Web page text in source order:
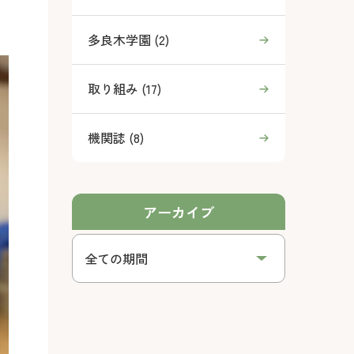
多良木学園 (2)
取り組み (17)
機関誌 (8)
アーカイブ